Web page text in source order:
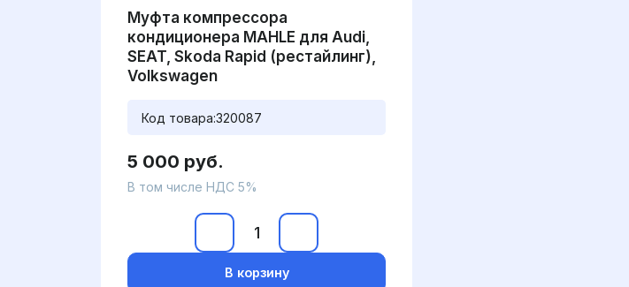
Муфта компрессора
кондиционера MAHLE для Audi,
SEAT, Skoda Rapid (рестайлинг),
Volkswagen
Код товара:320087
5 000 руб.
В том числе НДС 5%
В корзину